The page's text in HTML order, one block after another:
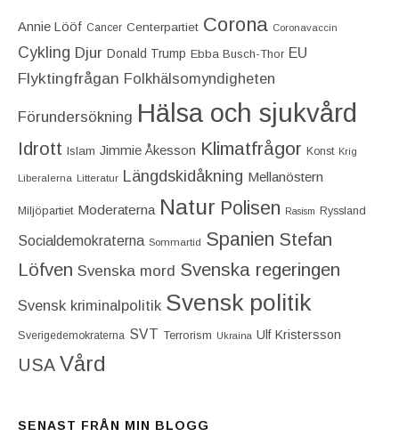
Annie Lööf Cancer Centerpartiet‎ Corona Coronavaccin
Cykling Djur Donald Trump Ebba Busch-Thor EU
Flyktingfrågan Folkhälsomyndigheten
Förundersökning Hälsa och sjukvård
Idrott Islam Jimmie Åkesson Klimatfrågor Konst Krig
Liberalerna Litteratur Längdskidåkning Mellanöstern
Miljöpartiet Moderaterna Natur Polisen Rasism Ryssland
Socialdemokraterna Sommartid Spanien Stefan
Löfven Svenska mord Svenska regeringen
Svensk kriminalpolitik Svensk politik
Sverigedemokraterna SVT Terrorism Ukraina Ulf Kristersson
USA Vård
SENAST FRÅN MIN BLOGG